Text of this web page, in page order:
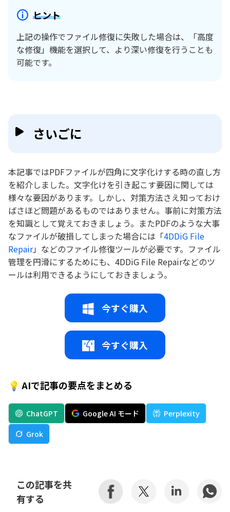
ヒント
上記の操作でファイル修復に失敗した場合は、「高度
な修復」機能を選択して、より深い修復を行うことも
可能です。
さいごに
本記事ではPDFファイルが四角に文字化けする時の直し方
を紹介しました。文字化けを引き起こす要因に関しては
様々な要因があります。しかし、対策方法さえ知っておけ
ばさほど問題があるものではありません。事前に対策方法
を知識として覚えておきましょう。またPDFのような大事
なファイルが破損してしまった場合には「4DDiG File
Repair」などのファイル修復ツールが必要です。ファイル
管理を円滑にするためにも、4DDiG File Repairなどのツ
ールは利用できるようにしておきましょう。
今すぐ購入
今すぐ購入
💡 AIで記事の要点をまとめる
ChatGPT Google AI モード
Perplexity
Grok
この記事を共
有する